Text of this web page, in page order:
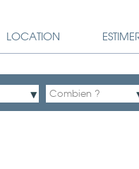
LOCATION